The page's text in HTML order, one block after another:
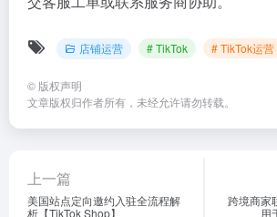
店铺运营 # TikTok # TikTok运营
© 版权声明
文章版权归作者所有，未经允许请勿转载。
上一篇
美国站点定向邀约入驻全流程解
析【TikTok Shop】
跨境商家
用